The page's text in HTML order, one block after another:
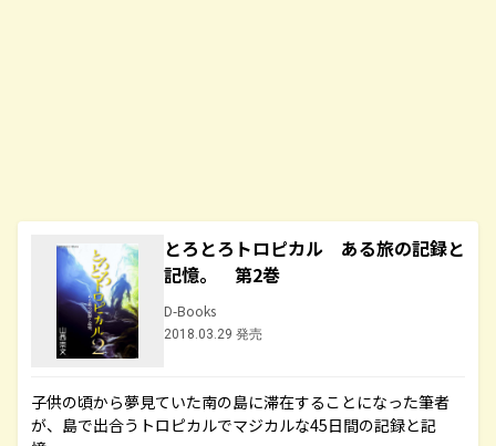
とろとろトロピカル ある旅の記録と
記憶。 第2巻
D-Books
2018.03.29 発売
子供の頃から夢見ていた南の島に滞在することになった筆者
が、島で出合うトロピカルでマジカルな45日間の記録と記